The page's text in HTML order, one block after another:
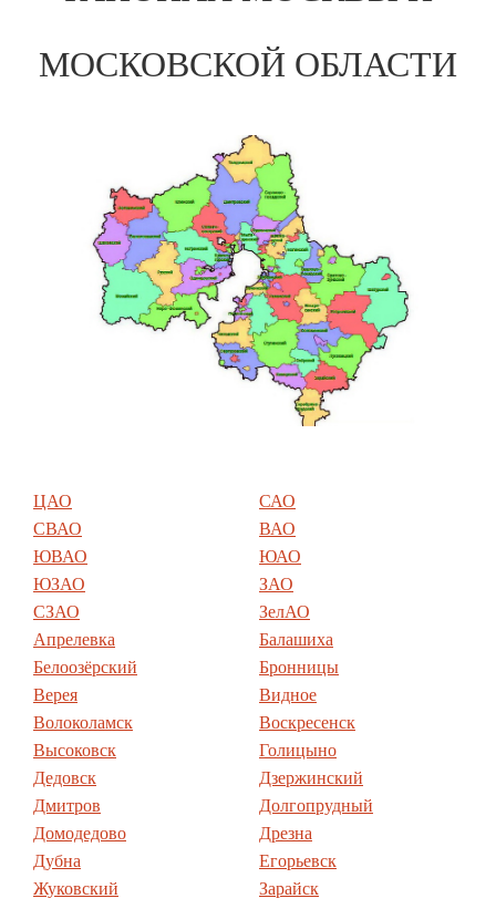
МОСКОВСКОЙ ОБЛАСТИ
ЦАО
САО
СВАО
ВАО
ЮВАО
ЮАО
ЮЗАО
ЗАО
СЗАО
ЗелАО
Апрелевка
Балашиха
Белоозёрский
Бронницы
Верея
Видное
Волоколамск
Воскресенск
Высоковск
Голицыно
Дедовск
Дзержинский
Дмитров
Долгопрудный
Домодедово
Дрезна
Дубна
Егорьевск
Жуковский
Зарайск